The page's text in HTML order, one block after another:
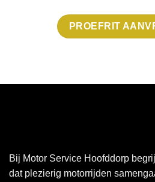
PROEFRIT
Bij Motor Service Hoofddorp
dat plezierig motorrijden